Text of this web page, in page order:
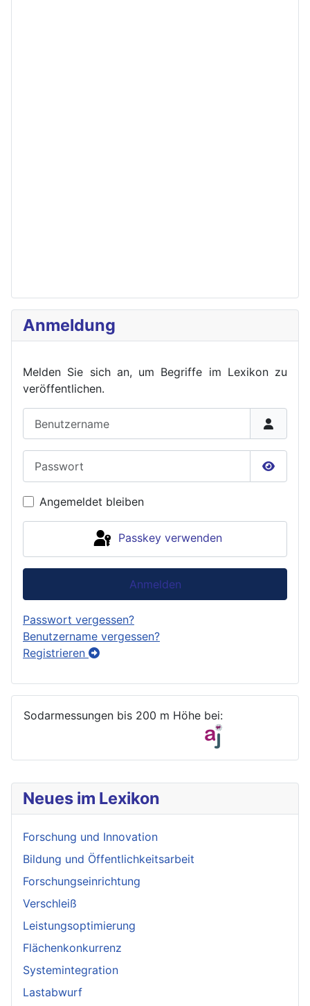
Neues im Lexikon
Forschung und Innovation
Bildung und Öffentlichkeitsarbeit
Forschungseinrichtung
Verschleiß
Leistungsoptimierung
Flächenkonkurrenz
Systemintegration
Lastabwurf
Anmeldung
Melden Sie sich an, um Begriffe im Lexikon zu
veröffentlichen.
Angemeldet bleiben
Passkey verwenden
Anmelden
Passwort vergessen?
Benutzername vergessen?
Registrieren
Sodarmessungen bis 200 m Höhe bei: